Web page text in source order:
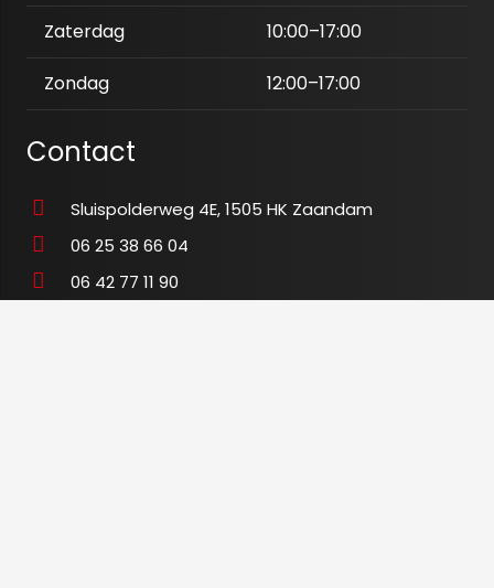
Zaterdag 10:00–17:00
Zondag 12:00–17:00
Contact
Sluispolderweg 4E, 1505 HK Zaandam
06 25 38 66 04
06 42 77 11 90